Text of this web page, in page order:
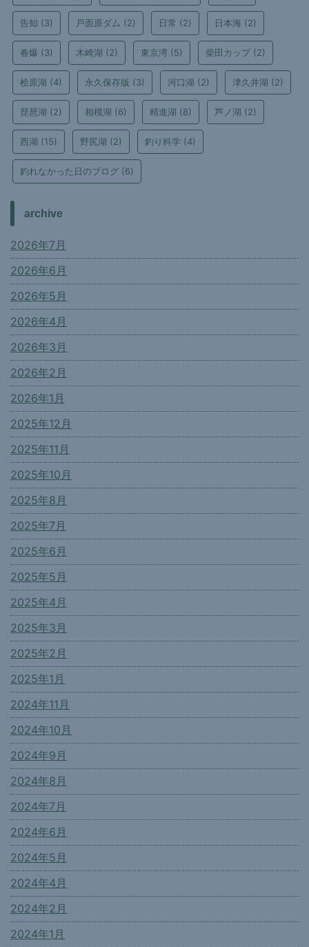
告知 (3) 戸面原ダム (2) 日常 (2) 日本海 (2)
春爆 (3) 木崎湖 (2) 東京湾 (5) 柴田カップ (2)
桧原湖 (4) 永久保存版 (3) 河口湖 (2) 津久井湖 (2)
琵琶湖 (2) 相模湖 (6) 精進湖 (8) 芦ノ湖 (2)
西湖 (15) 野尻湖 (2) 釣り科学 (4)
釣れなかった日のブログ (6)
archive
2026年7月
2026年6月
2026年5月
2026年4月
2026年3月
2026年2月
2026年1月
2025年12月
2025年11月
2025年10月
2025年8月
2025年7月
2025年6月
2025年5月
2025年4月
2025年3月
2025年2月
2025年1月
2024年11月
2024年10月
2024年9月
2024年8月
2024年7月
2024年6月
2024年5月
2024年4月
2024年2月
2024年1月